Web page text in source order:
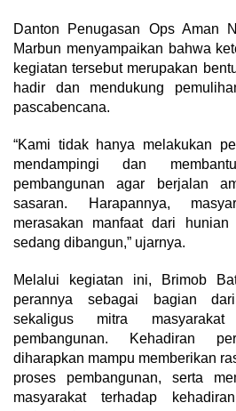
Danton Penugasan Ops Aman
Marbun menyampaikan bahwa
kegiatan tersebut merupakan
hadir dan mendukung
pascabencana.
“Kami tidak hanya melakukan
mendampingi dan
pembangunan agar berjalan
sasaran. Harapannya,
merasakan manfaat dari
sedang dibangun,” ujarnya.
Melalui kegiatan ini, Brimob
perannya sebagai bagian
sekaligus mitra
pembangunan. Kehadiran
diharapkan mampu memberikan
proses pembangunan, serta
masyarakat terhadap